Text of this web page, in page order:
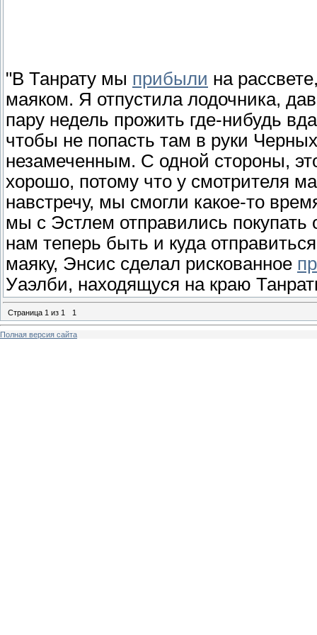
"В Танрату мы прибыли на
маяком. Я отпустила лодочника,
пару недель прожить где-нибудь
чтобы не попасть там в руки
незамеченным. С одной стороны,
хорошо, потому что у смотрителя
навстречу, мы смогли какое-то
мы с Эстлем отправились
нам теперь быть и куда
маяку, Энсис сделал рискованное
Уаэлби, находящуся на краю
Страница 1 из 1 1
Полная версия сайта